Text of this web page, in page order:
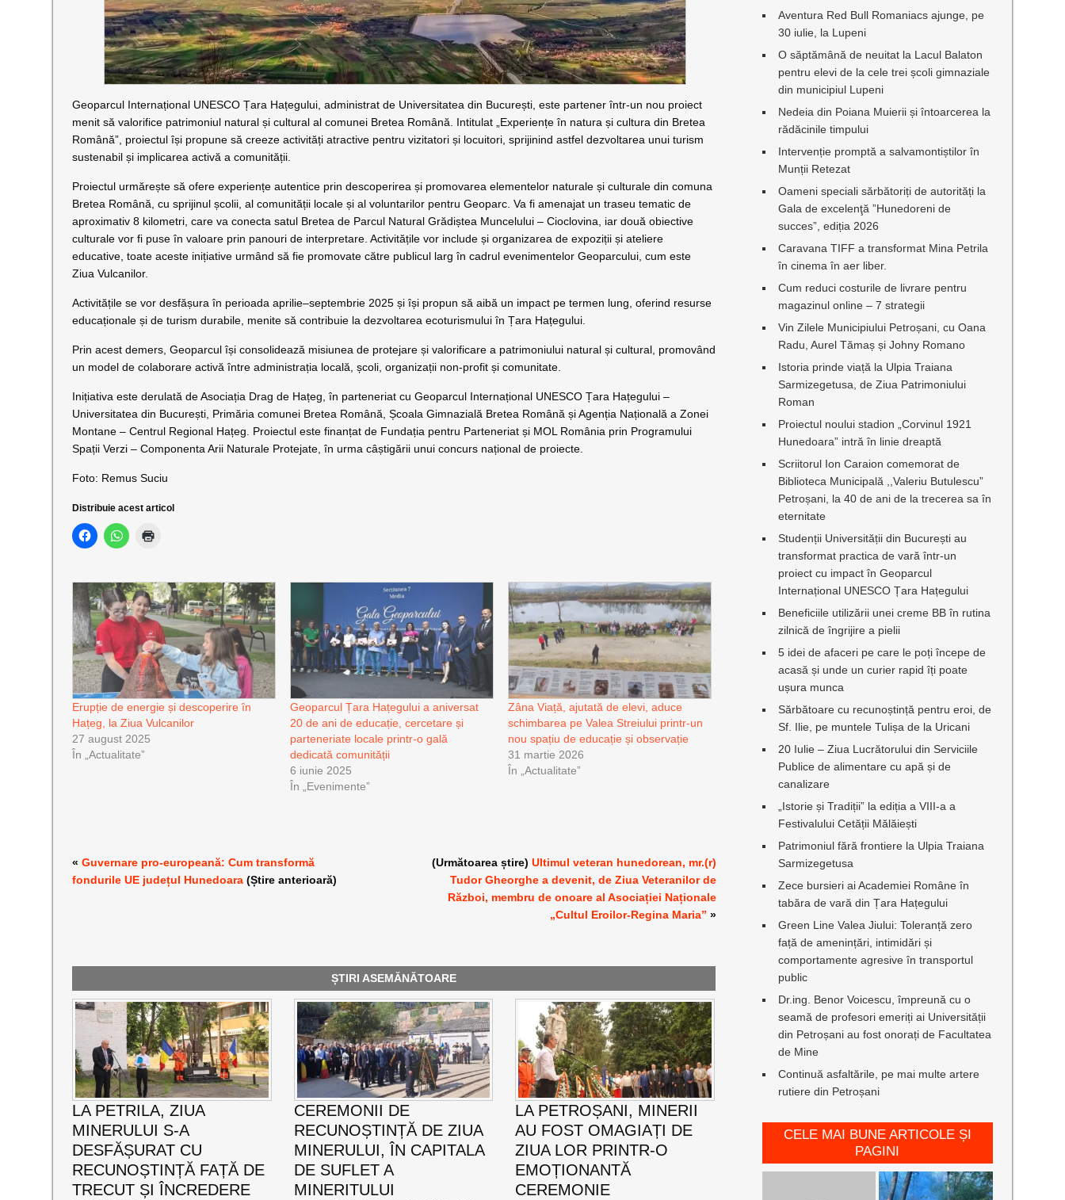
Geoparcul Internațional UNESCO Țara Hațegului, administrat de Universitatea din București, este partener într-un nou proiect
menit să valorifice patrimoniul natural și cultural al comunei Bretea Română. Intitulat „Experiențe în natura și cultura din Bretea
Română”, proiectul își propune să creeze activități atractive pentru vizitatori și locuitori, sprijinind astfel dezvoltarea unui turism
sustenabil și implicarea activă a comunității.
Proiectul urmărește să ofere experiențe autentice prin descoperirea și promovarea elementelor naturale și culturale din comuna
Bretea Română, cu sprijinul școlii, al comunității locale și al voluntarilor pentru Geoparc. Va fi amenajat un traseu tematic de
aproximativ 8 kilometri, care va conecta satul Bretea de Parcul Natural Grădiștea Muncelului – Cioclovina, iar două obiective
culturale vor fi puse în valoare prin panouri de interpretare. Activitățile vor include și organizarea de expoziții și ateliere
educative, toate aceste inițiative urmând să fie promovate către publicul larg în cadrul evenimentelor Geoparcului, cum este
Ziua Vulcanilor.
Activitățile se vor desfășura în perioada aprilie–septembrie 2025 și își propun să aibă un impact pe termen lung, oferind resurse
educaționale și de turism durabile, menite să contribuie la dezvoltarea ecoturismului în Țara Hațegului.
Prin acest demers, Geoparcul își consolidează misiunea de protejare și valorificare a patrimoniului natural și cultural, promovând
un model de colaborare activă între administrația locală, școli, organizații non-profit și comunitate.
Inițiativa este derulată de Asociația Drag de Hațeg, în parteneriat cu Geoparcul Internațional UNESCO Țara Hațegului –
Universitatea din București, Primăria comunei Bretea Română, Școala Gimnazială Bretea Română și Agenția Națională a Zonei
Montane – Centrul Regional Hațeg. Proiectul este finanțat de Fundația pentru Parteneriat și MOL România prin Programului
Spații Verzi – Componenta Arii Naturale Protejate, în urma câștigării unui concurs național de proiecte.
Foto: Remus Suciu
Distribuie acest articol
Erupție de energie și descoperire în
Hațeg, la Ziua Vulcanilor
27 august 2025
În „Actualitate”
Geoparcul Țara Hațegului a aniversat
20 de ani de educație, cercetare și
parteneriate locale printr-o gală
dedicată comunității
6 iunie 2025
În „Evenimente”
Zâna Viață, ajutată de elevi, aduce
schimbarea pe Valea Streiului printr-un
nou spațiu de educație și observație
31 martie 2026
În „Actualitate”
«Guvernare pro-europeană: Cum transformă
fondurile UE județul Hunedoara (Știre anterioară)
(Următoarea știre)Ultimul veteran hunedorean, mr.(r)
Tudor Gheorghe a devenit, de Ziua Veteranilor de
Război, membru de onoare al Asociației Naționale
„Cultul Eroilor-Regina Maria” »
ȘTIRI ASEMĂNĂTOARE
LA PETRILA, ZIUA
MINERULUI S-A
DESFĂȘURAT CU
RECUNOȘTINȚĂ FAȚĂ DE
TRECUT ȘI ÎNCREDERE
CEREMONII DE
RECUNOȘTINȚĂ DE ZIUA
MINERULUI, ÎN CAPITALA
DE SUFLET A
MINERITULUI
LA PETROȘANI, MINERII
AU FOST OMAGIAȚI DE
ZIUA LOR PRINTR-O
EMOȚIONANTĂ
CEREMONIE
Aventura Red Bull Romaniacs ajunge, pe
30 iulie, la Lupeni
O săptămână de neuitat la Lacul Balaton
pentru elevi de la cele trei școli gimnaziale
din municipiul Lupeni
Nedeia din Poiana Muierii și întoarcerea la
rădăcinile timpului
Intervenție promptă a salvamontiștilor în
Munții Retezat
Oameni speciali sărbătoriți de autorități la
Gala de excelenţă ”Hunedoreni de
succes”, ediția 2026
Caravana TIFF a transformat Mina Petrila
în cinema în aer liber.
Cum reduci costurile de livrare pentru
magazinul online – 7 strategii
Vin Zilele Municipiului Petroșani, cu Oana
Radu, Aurel Tămaș și Johny Romano
Istoria prinde viață la Ulpia Traiana
Sarmizegetusa, de Ziua Patrimoniului
Roman
Proiectul noului stadion „Corvinul 1921
Hunedoara” intră în linie dreaptă
Scriitorul Ion Caraion comemorat de
Biblioteca Municipală ,,Valeriu Butulescu”
Petroșani, la 40 de ani de la trecerea sa în
eternitate
Studenții Universității din București au
transformat practica de vară într-un
proiect cu impact în Geoparcul
Internațional UNESCO Țara Hațegului
Beneficiile utilizării unei creme BB în rutina
zilnică de îngrijire a pielii
5 idei de afaceri pe care le poți începe de
acasă și unde un curier rapid îți poate
ușura munca
Sărbătoare cu recunoștință pentru eroi, de
Sf. Ilie, pe muntele Tulișa de la Uricani
20 Iulie – Ziua Lucrătorului din Serviciile
Publice de alimentare cu apă și de
canalizare
„Istorie și Tradiții” la ediția a VIII-a a
Festivalului Cetății Mălăiești
Patrimoniul fără frontiere la Ulpia Traiana
Sarmizegetusa
Zece bursieri ai Academiei Române în
tabăra de vară din Țara Hațegului
Green Line Valea Jiului: Toleranță zero
față de amenințări, intimidări și
comportamente agresive în transportul
public
Dr.ing. Benor Voicescu, împreună cu o
seamă de profesori emeriți ai Universității
din Petroșani au fost onorați de Facultatea
de Mine
Continuă asfaltările, pe mai multe artere
rutiere din Petroșani
CELE MAI BUNE ARTICOLE ȘI
PAGINI